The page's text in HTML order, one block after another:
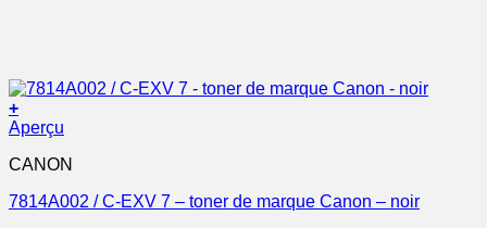
+
Aperçu
CANON
7814A002 / C-EXV 7 – toner de marque Canon – noir